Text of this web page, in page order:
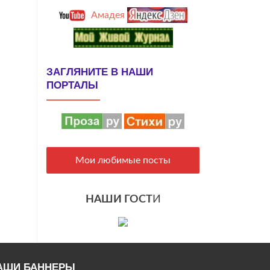
Амадея
ЗАГЛЯНИТЕ В НАШИ
ПОРТАЛЫ
Мои любимые посты
НАШИ ГОСТИ
БАННЕРЫ